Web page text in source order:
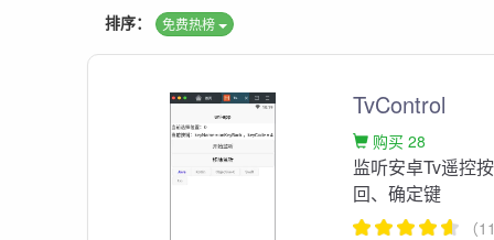
排序： 免费热榜
TvControl
购买 28
监听安卓Tv遥控
回、确定键
（